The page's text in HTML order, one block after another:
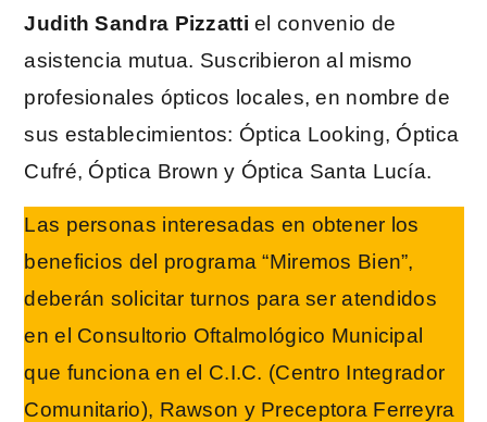
Judith Sandra Pizzatti el convenio de
asistencia mutua. Suscribieron al mismo
profesionales ópticos locales, en nombre de
sus establecimientos: Óptica Looking, Óptica
Cufré, Óptica Brown y Óptica Santa Lucía.
Las personas interesadas en obtener los
beneficios del programa “Miremos Bien”,
deberán solicitar turnos para ser atendidos
en el Consultorio Oftalmológico Municipal
que funciona en el C.I.C. (Centro Integrador
Comunitario), Rawson y Preceptora Ferreyra